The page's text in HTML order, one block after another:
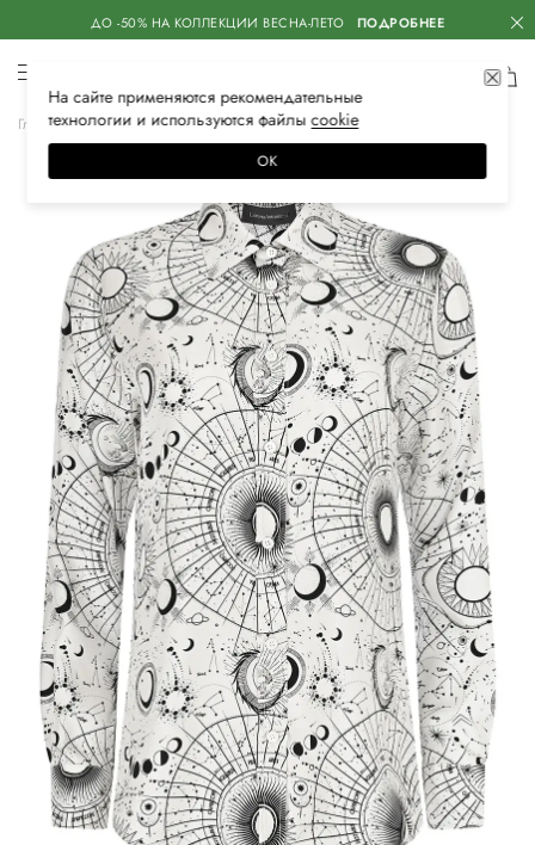
ДО -50% НА КОЛЛЕКЦИИ ВЕСНА-ЛЕТО ПОДРОБНЕЕ
Главная Женская Одежда Блузы и рубашки
На сайте применяются рекомендательные
технологии и используются файлысооkiе
ОК